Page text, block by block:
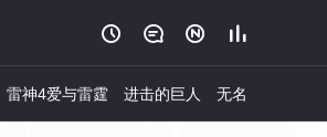
   
雷神4爱与雷霆 进击的巨人 无名